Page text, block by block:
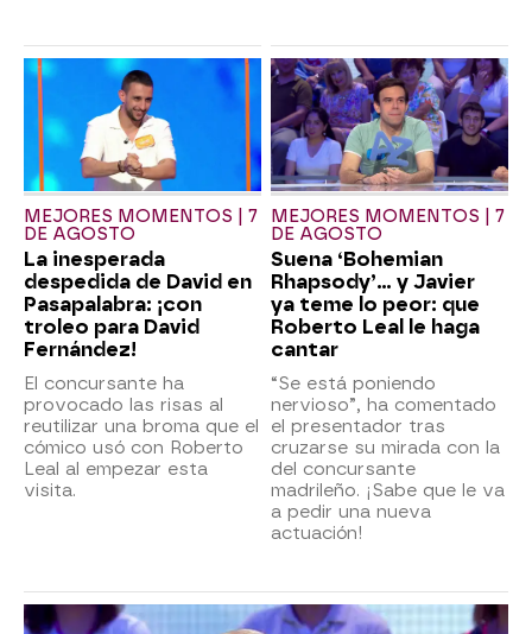
MEJORES MOMENTOS | 7
DE AGOSTO
La inesperada
despedida de David en
Pasapalabra: ¡con
troleo para David
Fernández!
El concursante ha
provocado las risas al
reutilizar una broma que el
cómico usó con Roberto
Leal al empezar esta
visita.
MEJORES MOMENTOS | 7
DE AGOSTO
Suena ‘Bohemian
Rhapsody’... y Javier
ya teme lo peor: que
Roberto Leal le haga
cantar
“Se está poniendo
nervioso”, ha comentado
el presentador tras
cruzarse su mirada con la
del concursante
madrileño. ¡Sabe que le va
a pedir una nueva
actuación!